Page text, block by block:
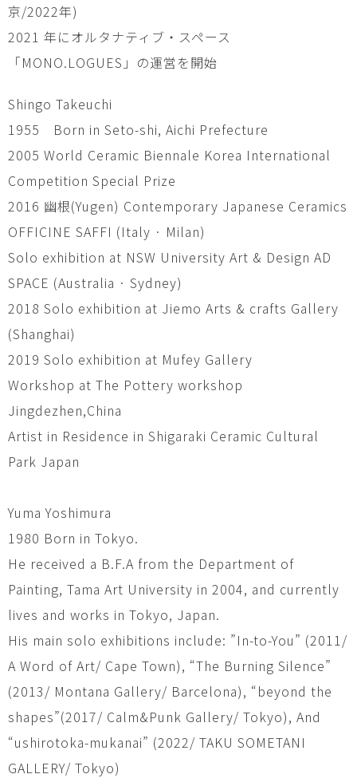
京/2022年)
2021 年にオルタナティブ・スペース
「MONO.LOGUES」の運営を開始
Shingo Takeuchi
1955 Born in Seto-shi, Aichi Prefecture
2005 World Ceramic Biennale Korea International
Competition Special Prize
2016 幽根(Yugen) Contemporary Japanese Ceramics
OFFICINE SAFFI (Italy · Milan)
Solo exhibition at NSW University Art & Design AD
SPACE (Australia · Sydney)
2018 Solo exhibition at Jiemo Arts & crafts Gallery
(Shanghai)
2019 Solo exhibition at Mufey Gallery
Workshop at The Pottery workshop
Jingdezhen,China
Artist in Residence in Shigaraki Ceramic Cultural
Park Japan
Yuma Yoshimura
1980 Born in Tokyo.
He received a B.F.A from the Department of
Painting, Tama Art University in 2004, and currently
lives and works in Tokyo, Japan.
His main solo exhibitions include: ”In-to-You” (2011/
A Word of Art/ Cape Town), “The Burning Silence”
(2013/ Montana Gallery/ Barcelona), “beyond the
shapes”(2017/ Calm&Punk Gallery/ Tokyo), And
“ushirotoka-mukanai” (2022/ TAKU SOMETANI
GALLERY/ Tokyo)